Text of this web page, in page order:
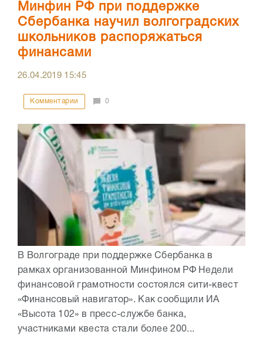
Минфин РФ при поддержке
Сбербанка научил волгоградских
школьников распоряжаться
финансами
26.04.2019 15:45
Комментарии 0
В Волгограде при поддержке Сбербанка в
рамках организованной Минфином РФ Недели
финансовой грамотности состоялся сити-квест
«Финансовый навигатор». Как сообщили ИА
«Высота 102» в пресс-службе банка,
участниками квеста стали более 200...